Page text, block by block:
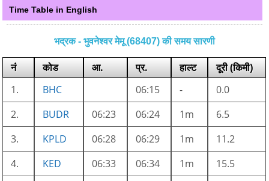
Time Table in English
भद्रक - भुवनेश्वर मेमू (68407) की समय सारणी
नं कोड आ. प्र. हाल्ट
दूरी (किमी)
1.
BHC 06:15 -
0.0
2.
BUDR 06:23 06:24 1m
6.5
3.
KPLD 06:28 06:29 1m
11.2
4.
KED 06:33 06:34 1m
15.5